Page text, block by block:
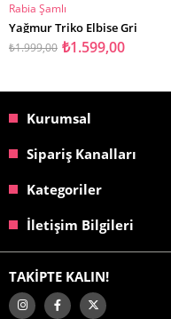
SEPETE EKLE
Rabia Şamlı
Yağmur Triko Elbise Gri
₺1.599,00
₺1.999,00
Kurumsal
Sipariş Kanalları
Kategoriler
İletişim Bilgileri
TAKİPTE KALIN!